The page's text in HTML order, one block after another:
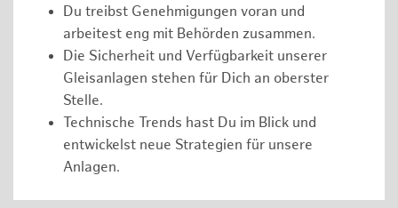
Du treibst Genehmigungen voran und
arbeitest eng mit Behörden zusammen.
Die Sicherheit und Verfügbarkeit unserer
Gleisanlagen stehen für Dich an oberster
Stelle.
Technische Trends hast Du im Blick und
entwickelst neue Strategien für unsere
Anlagen.